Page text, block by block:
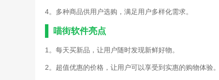
4。多种商品供用户选购，满足用户多样化需求。
喵街软件亮点
1。每天买新品，让用户随时发现新鲜好物。
2。超值优惠的价格，让用户可以享受到实惠的购物体验。